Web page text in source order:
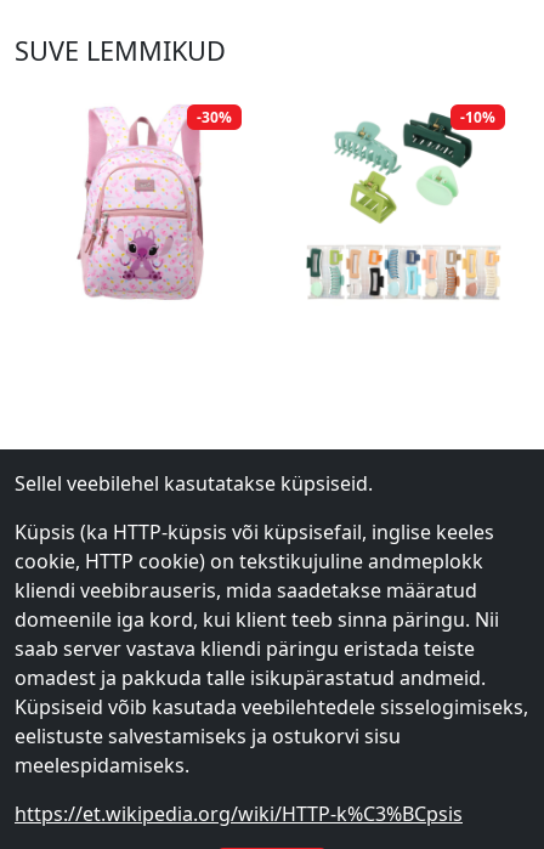
SUVE LEMMIKUD
-30% -10%
Sellel veebilehel kasutatakse küpsiseid.
Küpsis (ka HTTP-küpsis või küpsisefail, inglise keeles
cookie, HTTP cookie) on tekstikujuline andmeplokk
kliendi veebibrauseris, mida saadetakse määratud
domeenile iga kord, kui klient teeb sinna päringu. Nii
saab server vastava kliendi päringu eristada teiste
omadest ja pakkuda talle isikupärastatud andmeid.
Küpsiseid võib kasutada veebilehtedele sisselogimiseks,
eelistuste salvestamiseks ja ostukorvi sisu
meelespidamiseks.
https://et.wikipedia.org/wiki/HTTP-k%C3%BCpsis